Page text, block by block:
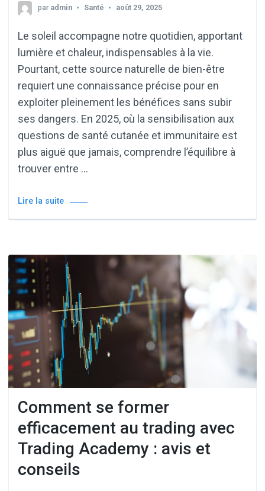
par admin Santé août 29, 2025
Le soleil accompagne notre quotidien, apportant
lumière et chaleur, indispensables à la vie.
Pourtant, cette source naturelle de bien-être
requiert une connaissance précise pour en
exploiter pleinement les bénéfices sans subir
ses dangers. En 2025, où la sensibilisation aux
questions de santé cutanée et immunitaire est
plus aiguë que jamais, comprendre l’équilibre à
trouver entre …
Lire la suite
Comment se former
efficacement au trading avec
Trading Academy : avis et
conseils